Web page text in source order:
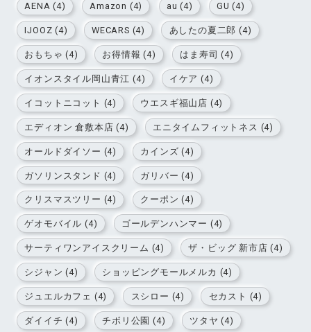
AENA (4) Amazon (4) au (4) GU (4)
IJOOZ (4) WECARS (4) あしたの夏二郎 (4)
おもちゃ (4) お得情報 (4) はま寿司 (4)
イオンスタイル岡山青江 (4) イケア (4)
イコットニコット (4) ウエスギ福山店 (4)
エディオン 倉敷本店 (4) エニタイムフィットネス (4)
オールドダイソー (4) カインズ (4)
ガソリンスタンド (4) ガリバー (4)
クリスマスツリー (4) クーポン (4)
ゲオモバイル (4) ゴールデンハンマー (4)
サーティワンアイスクリーム (4) ザ・ビッグ 新市店 (4)
シジャン (4) ショッピングモールメルカ (4)
ジュエルカフェ (4) スシロー (4) セカスト (4)
ダイイチ (4) チボリ公園 (4) ツタヤ (4)